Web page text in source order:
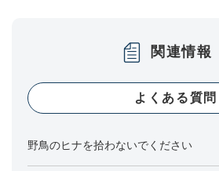
関連情報
よくある質問
野鳥のヒナを拾わないでください